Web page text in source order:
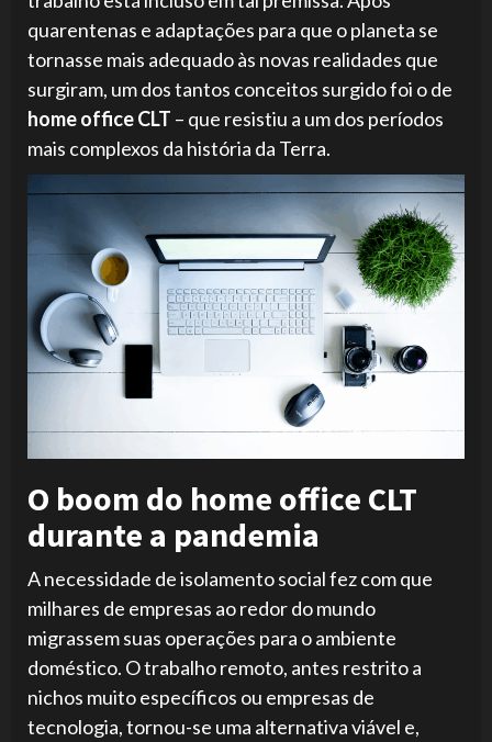
quarentenas e adaptações para que o planeta se
tornasse mais adequado às novas realidades que
surgiram, um dos tantos conceitos surgido foi o de
home office CLT – que resistiu a um dos períodos
mais complexos da história da Terra.
O boom do home office CLT
durante a pandemia
A necessidade de isolamento social fez com que
milhares de empresas ao redor do mundo
migrassem suas operações para o ambiente
doméstico. O trabalho remoto, antes restrito a
nichos muito específicos ou empresas de
tecnologia, tornou-se uma alternativa viável e,